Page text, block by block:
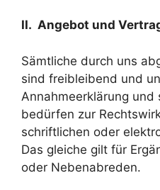
II. Angebot und
Sämtliche durch uns
sind freibleibend und
Annahmeerklärung und
bedürfen zur
schriftlichen oder
Das gleiche gilt für
oder Nebenabreden.